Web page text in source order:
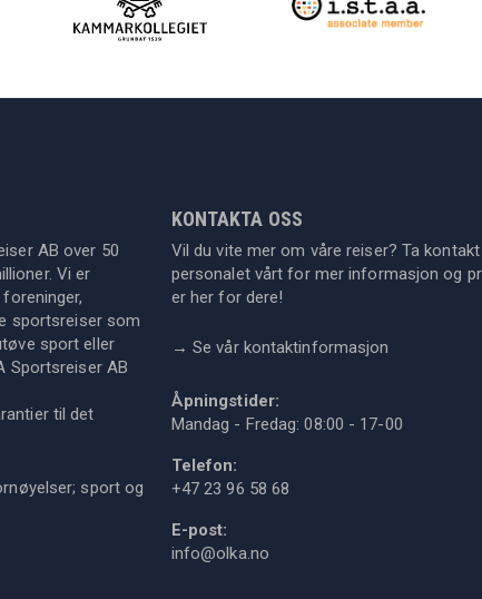
AB over 50
Vi er
sportsreiser som
sport eller
Sportsreiser AB
til det
sport og
KONTAKTA OSS
Vil du vite mer om våre reiser? Ta
personalet vårt for mer informasjon og
er her for dere!
→ Se vår kontaktinformasjon
Åpningstider:
Mandag - Fredag: 08:00 - 17-00
Telefon:
+47 23 96 58 68
E-post:
info@olka.no